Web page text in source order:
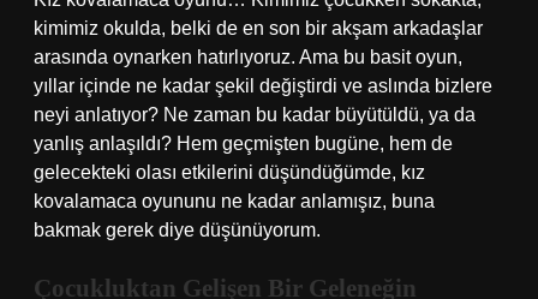
kimimiz okulda, belki de en son bir akşam arkadaşlar
arasında oynarken hatırlıyoruz. Ama bu basit oyun,
yıllar içinde ne kadar şekil değiştirdi ve aslında bizlere
neyi anlatıyor? Ne zaman bu kadar büyütüldü, ya da
yanlış anlaşıldı? Hem geçmişten bugüne, hem de
gelecekteki olası etkilerini düşündüğümde, kız
kovalamaca oyununu ne kadar anlamışız, buna
bakmak gerek diye düşünüyorum.
Çocukluktan Gelişen Bir Geleneğin